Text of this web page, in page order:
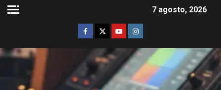
7 agosto, 2026